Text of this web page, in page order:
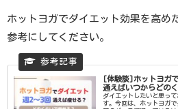
ホットヨガでダイエット効果を高め
参考にしてください。
[体験談]ホットヨガ
通えばいつからどの
ダイエットしたいと思っ
す。今回は、ホットヨガ